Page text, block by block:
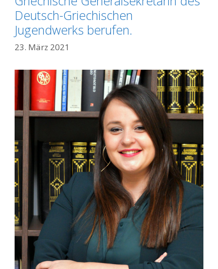
Deutsch-Griechischen
Jugendwerks berufen.
23. März 2021